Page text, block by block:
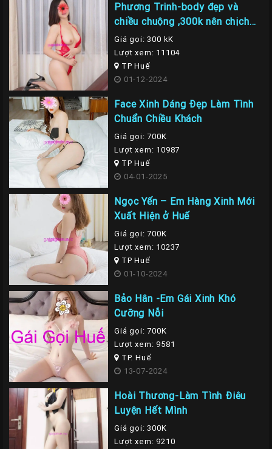
Phương Trinh-body đẹp và
chiều chuộng ,300k nên chịch
em là nhất
Giá gọi: 300 kK
Lượt xem: 11104
TP Huế
01-12-2024
Face Xinh Dáng Đẹp Làm Tình
Chuẩn Chiều Khách
Giá gọi: 700K
Lượt xem: 10987
TP Huế
04-01-2025
Ngọc Yến – Em Hàng Xinh Mới
Xuất Hiện ở Huế
Giá gọi: 700K
Lượt xem: 10237
TP Huế
01-10-2024
Bảo Hân -Em Gái Xinh Khó
Cưỡng Nỗi
Giá gọi: 700K
Lượt xem: 9581
TP. Huế
13-07-2024
Hoài Thương-Làm Tình Điêu
Luyện Hết Mình
Giá gọi: 300K
Lượt xem: 9210